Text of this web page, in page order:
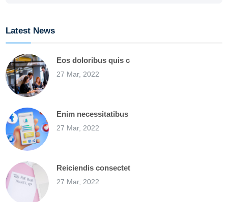
Latest News
Eos doloribus quis c
27 Mar, 2022
Enim necessitatibus
27 Mar, 2022
Reiciendis consectet
27 Mar, 2022